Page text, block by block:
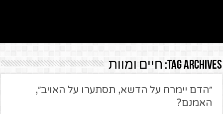
Tag Archives: חיים ומוות
״הדם יימרח על הדשא, תסתערו על האויב״,
האמנם?